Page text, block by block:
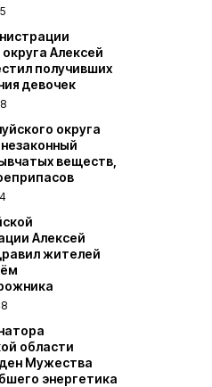
Алексей
получивших
девочек
округа
веществ,
Алексей
жителей
области
Мужества
энергетика